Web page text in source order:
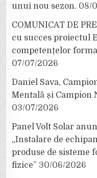
unui nou sezon. 08/
COMUNICAT DE
cu succes proiectul
competențelor
07/07/2026
Daniel Sava,
Mentală și Campion
03/07/2026
Panel Volt Solar
„Instalare de
produse de sisteme
fizice” 30/06/2026